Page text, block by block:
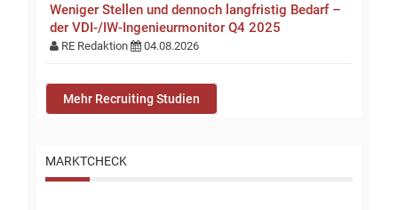
Weniger Stellen und dennoch langfristig Bedarf –
der VDI-/IW-Ingenieurmonitor Q4 2025
RE Redaktion 04.08.2026
Mehr Recruiting Studien
MARKTCHECK